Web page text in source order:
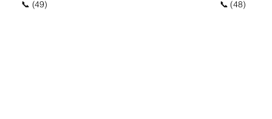
📞 (49)
📞 (48)